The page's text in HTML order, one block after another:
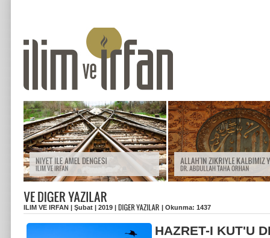
ILIM VE IRFAN | Şubat | 2019 | | Okunma: 1437
HAZRET-I KUT'U